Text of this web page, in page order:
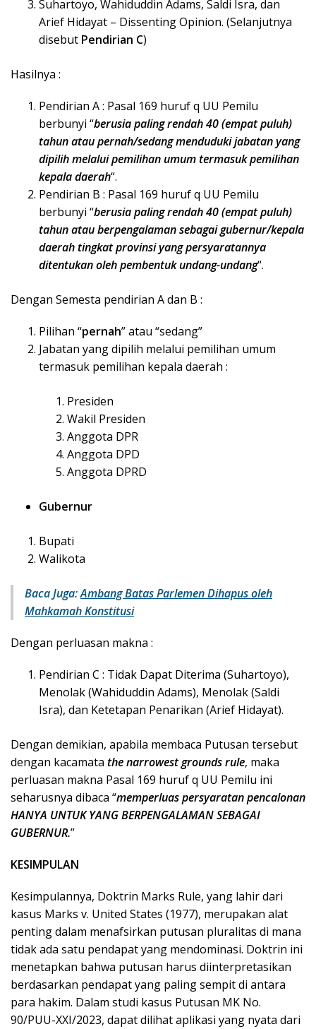
Suhartoyo, Wahiduddin Adams, Saldi Isra, dan
Arief Hidayat – Dissenting Opinion. (Selanjutnya
disebut Pendirian C)
Hasilnya :
Pendirian A : Pasal 169 huruf q UU Pemilu
berbunyi “berusia paling rendah 40 (empat puluh)
tahun ataupernah/sedangmenduduki jabatan yang
dipilih melalui pemilihan umum termasuk pemilihan
kepala daerah“.
Pendirian B : Pasal 169 huruf q UU Pemilu
berbunyi “berusia paling rendah 40 (empat puluh)
tahun atauberpengalamansebagai gubernur/kepala
daerah tingkat provinsi yang persyaratannya
ditentukan oleh pembentuk undang-undang“.
Dengan Semesta pendirian A dan B :
Pilihan “pernah” atau “sedang”
Jabatan yang dipilih melalui pemilihan umum
termasuk pemilihan kepala daerah :
Presiden
Wakil Presiden
Anggota DPR
Anggota DPD
Anggota DPRD
Gubernur
Bupati
Walikota
Baca Juga:Ambang Batas Parlemen Dihapus oleh
Mahkamah Konstitusi
Dengan perluasan makna :
Pendirian C : Tidak Dapat Diterima (Suhartoyo),
Menolak (Wahiduddin Adams), Menolak (Saldi
Isra), dan Ketetapan Penarikan (Arief Hidayat).
Dengan demikian, apabila membaca Putusan tersebut
dengan kacamata the narrowest grounds rule, maka
perluasan makna Pasal 169 huruf q UU Pemilu ini
seharusnya dibaca “memperluas persyaratan pencalonan
HANYA UNTUK YANG BERPENGALAMAN SEBAGAI
GUBERNUR.”
KESIMPULAN
Kesimpulannya, Doktrin Marks Rule, yang lahir dari
kasus Marks v. United States (1977), merupakan alat
penting dalam menafsirkan putusan pluralitas di mana
tidak ada satu pendapat yang mendominasi. Doktrin ini
menetapkan bahwa putusan harus diinterpretasikan
berdasarkan pendapat yang paling sempit di antara
para hakim. Dalam studi kasus Putusan MK No.
90/PUU-XXI/2023, dapat dilihat aplikasi yang nyata dari